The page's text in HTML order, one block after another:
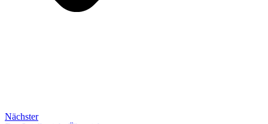
Nächster